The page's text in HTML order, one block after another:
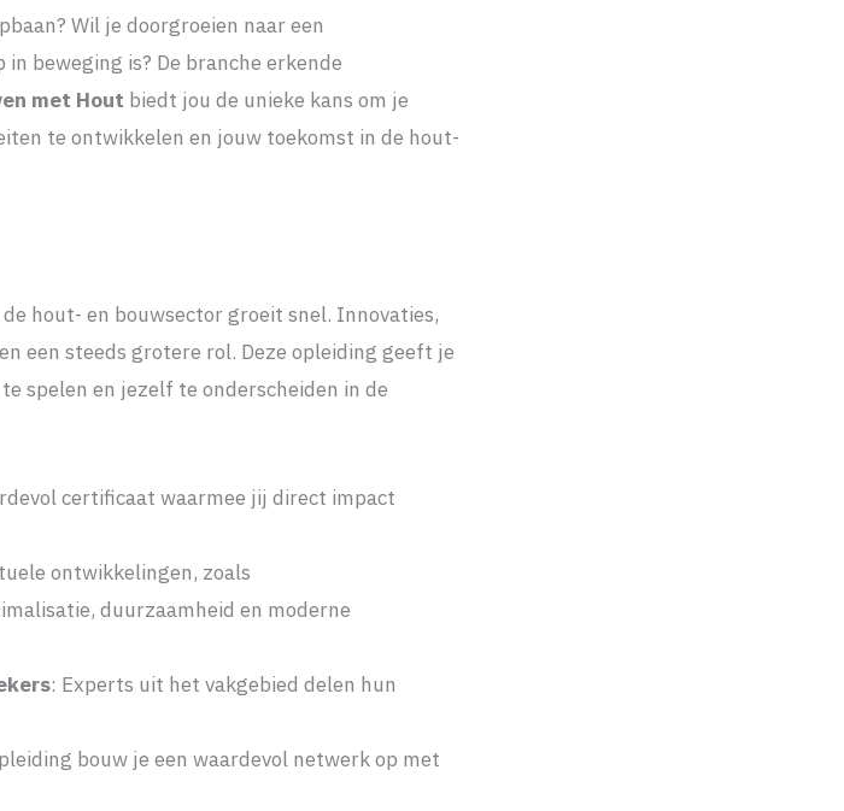
Wil je doorgroeien naar een
beweging is? De branche erkende
met Hout biedt jou de unieke kans om je
te ontwikkelen en jouw toekomst in de hout-
hout- en bouwsector groeit snel. Innovaties,
een steeds grotere rol. Deze opleiding geeft je
spelen en jezelf te onderscheiden in de
certificaat waarmee jij direct impact
ontwikkelingen, zoals
duurzaamheid en moderne
: Experts uit het vakgebied delen hun
bouw je een waardevol netwerk op met